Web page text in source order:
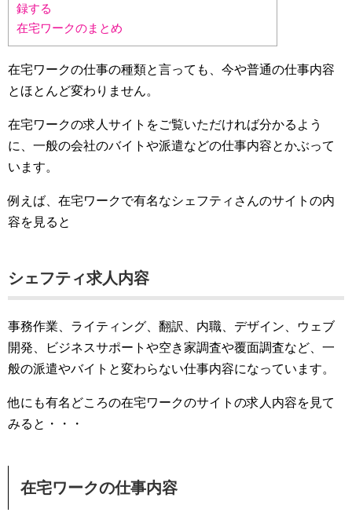
録する
在宅ワークのまとめ
在宅ワークの仕事の種類と言っても、今や普通の仕事内容
とほとんど変わりません。
在宅ワークの求人サイトをご覧いただければ分かるよう
に、一般の会社のバイトや派遣などの仕事内容とかぶって
います。
例えば、在宅ワークで有名なシェフティさんのサイトの内
容を見ると
シェフティ求人内容
事務作業、ライティング、翻訳、内職、デザイン、ウェブ
開発、ビジネスサポートや空き家調査や覆面調査など、一
般の派遣やバイトと変わらない仕事内容になっています。
他にも有名どころの在宅ワークのサイトの求人内容を見て
みると・・・
在宅ワークの仕事内容